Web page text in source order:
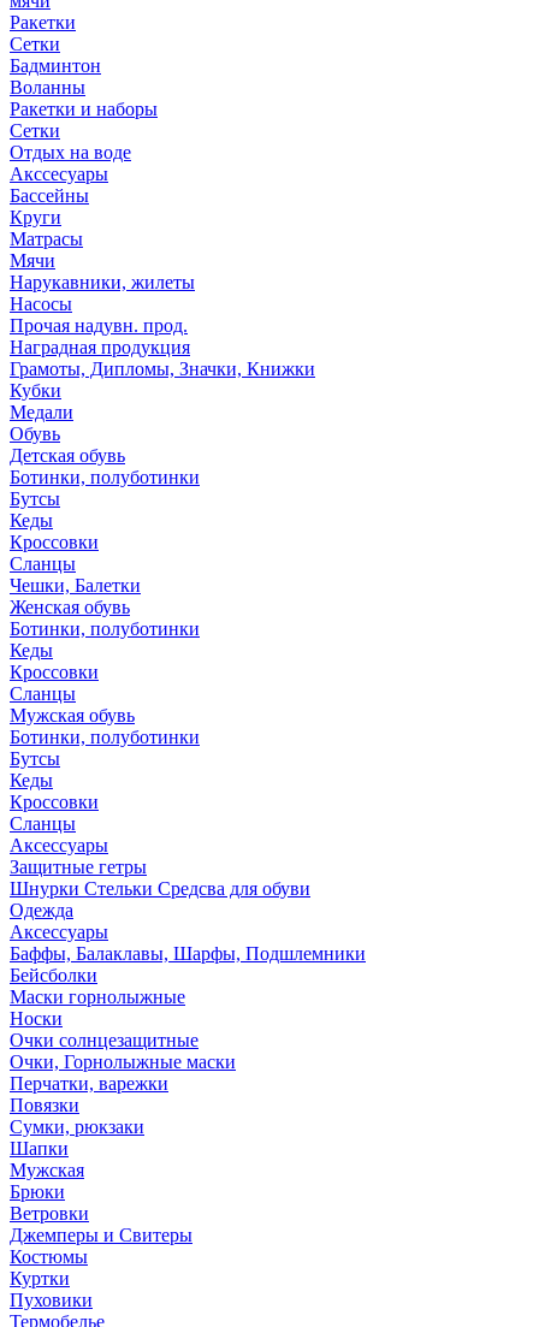
Ракетки
Сетки
Бадминтон
Воланны
Ракетки и наборы
Сетки
Отдых на воде
Акссесуары
Бассейны
Круги
Матрасы
Мячи
Нарукавники, жилеты
Насосы
Прочая надувн. прод.
Наградная продукция
Грамоты, Дипломы, Значки, Книжки
Кубки
Медали
Обувь
Детская обувь
Ботинки, полуботинки
Бутсы
Кеды
Кроссовки
Сланцы
Чешки, Балетки
Женская обувь
Ботинки, полуботинки
Кеды
Кроссовки
Сланцы
Мужская обувь
Ботинки, полуботинки
Бутсы
Кеды
Кроссовки
Сланцы
Аксессуары
Защитные гетры
Шнурки Стельки Средсва для обуви
Одежда
Аксессуары
Баффы, Балаклавы, Шарфы, Подшлемники
Бейсболки
Маски горнолыжные
Носки
Очки солнцезащитные
Очки, Горнолыжные маски
Перчатки, варежки
Повязки
Сумки, рюкзаки
Шапки
Мужская
Брюки
Ветровки
Джемперы и Свитеры
Костюмы
Куртки
Пуховики
Термобелье